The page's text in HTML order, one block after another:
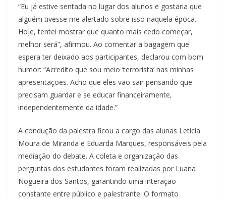
“Eu já estive sentada no lugar dos alunos e gostaria que
alguém tivesse me alertado sobre isso naquela época.
Hoje, tentei mostrar que quanto mais cedo começar,
melhor será”, afirmou. Ao comentar a bagagem que
espera ter deixado aos participantes, declarou com bom
humor: “Acredito que sou meio ‘terrorista’ nas minhas
apresentações. Acho que eles vão sair pensando que
precisam guardar e se educar financeiramente,
independentemente da idade.”
A condução da palestra ficou a cargo das alunas Leticia
Moura de Miranda e Eduarda Marques, responsáveis pela
mediação do debate. A coleta e organização das
perguntas dos estudantes foram realizadas por Luana
Nogueira dos Santos, garantindo uma interação
constante entre público e palestrante. O formato